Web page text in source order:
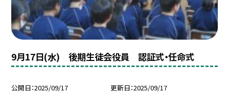
9月17日(水) 後期生徒会役員 認証式・任命式
公開日 2025/09/17 更新日 2025/09/17